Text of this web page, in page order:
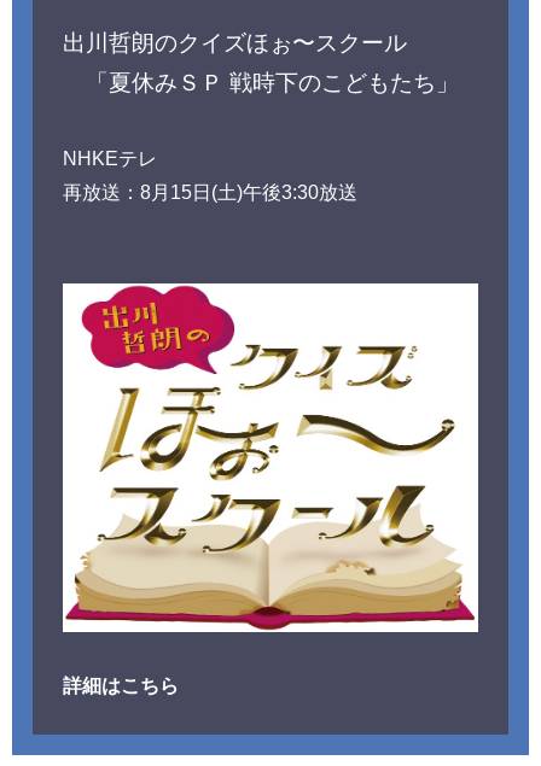
出川哲朗のクイズほぉ〜スクール
「 夏休みＳＰ 戦時下のこどもたち 」
NHKEテレ
再放送：8月15日(土)午後3:30放送
詳細はこちら